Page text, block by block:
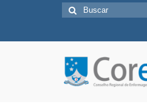
Buscar
por: